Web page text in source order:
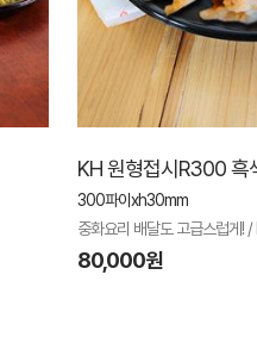
KH 원형접시R300 흑
300파이xh30mm
중화요리 배달도 고급스럽게! /
80,000원